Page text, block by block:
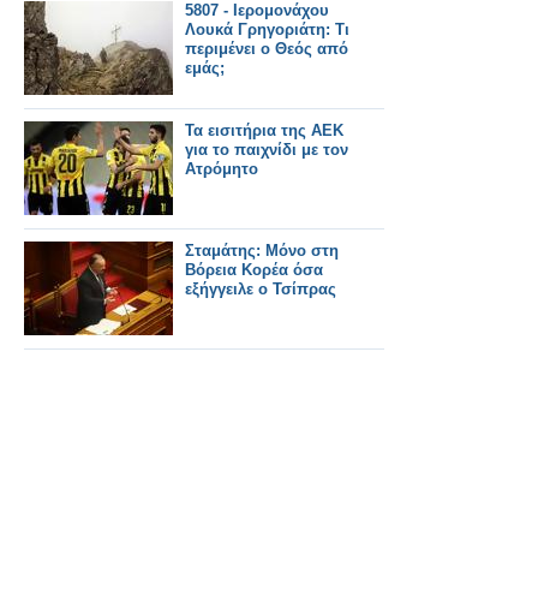
5807 - Ιερομονάχου
Λουκά Γρηγοριάτη: Τι
περιμένει ο Θεός από
εμάς;
Τα εισιτήρια της ΑΕΚ
για το παιχνίδι με τον
Ατρόμητο
Σταμάτης: Μόνο στη
Βόρεια Κορέα όσα
εξήγγειλε ο Τσίπρας